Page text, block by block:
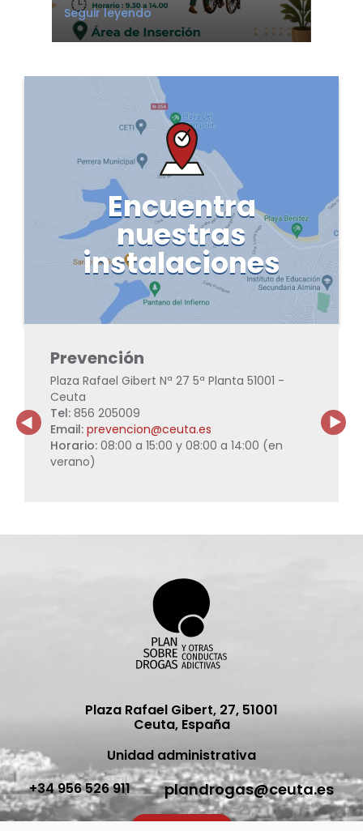
Seguir leyendoJornada
Puertas
Área
de
Inserción
Sociolaboral
Encuentra
nuestras
instalaciones
Prevención
Plaza Rafael Gibert Nª 27 5ª Planta 51001 -
Ceuta
Tel: 856 205009
Email: prevencion@ceuta.es
Horario: 08:00 a 15:00 y 08:00 a 14:00 (en
verano)
Plaza Rafael Gibert, 27, 51001
Ceuta, España
Unidad administrativa
+34 956 526 911
plandrogas@ceuta.es